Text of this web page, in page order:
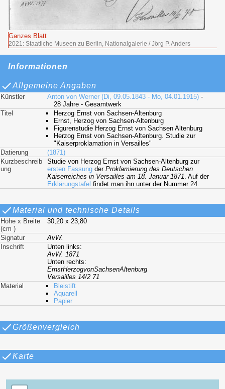
Ganzes Blatt
2021: Staatliche Museen zu Berlin, Nationalgalerie / Jörg P. Anders
Informationen
Allgemeine Angaben
Künstler Anton von Werner (Di, 09.05.1843 - Mo, 04.01.1915) -
28 Jahre - Gesamtwerk
Titel
Herzog Ernst von Sachsen-Altenburg
Ernst, Herzog von Sachsen-Altenburg
Figurenstudie Herzog Ernst von Sachsen Altenburg
Herzog Ernst von Sachsen-Altenburg. Studie zur
"Kaiserproklamation in Versailles"
Datierung
(1871)
Kurzbeschreib
ung
Studie von Herzog Ernst von Sachsen-Altenburg zur
ersten Fassung derProklamierung des Deutschen
Kaiserreiches in Versailles am 18. Januar 1871. Auf der
Erklärungstafel findet man ihn unter der Nummer 24.
Material und technische Details
Höhe x Breite
(cm )
30,20 x 23,80
Signatur
AvW.
Inschrift
Unten links:
AvW. 1871
Unten rechts:
ErnstHerzogvonSachsenAltenburg
Versailles 14/2 71
Material
Bleistift
Aquarell
Papier
Größenvergleich
Karte